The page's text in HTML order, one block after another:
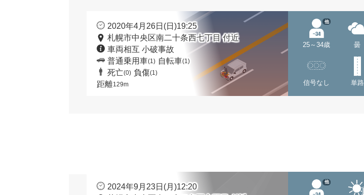
2020年4月26日(日)19:25
札幌市中央区南二十条西七丁目 付近
車両相互 小破事故
普通乗用車(1) 自転車(1)
死亡(0) 負傷(1)
距離129m
25～34歳
他
曇
信号なし 単路
2024年9月23日(月)12:20
他